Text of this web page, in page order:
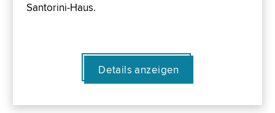
Santorini-Haus.
Details anzeigen